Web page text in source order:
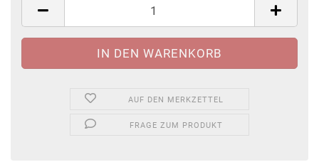
AUF DEN MERKZETTEL
FRAGE ZUM PRODUKT